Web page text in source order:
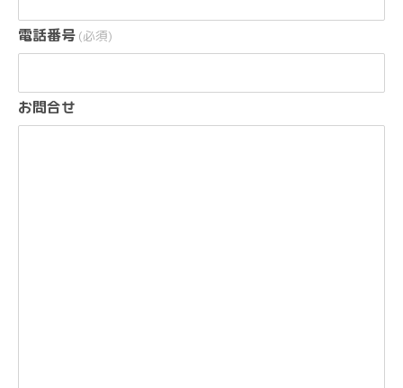
電話番号 (必須)
お問合せ